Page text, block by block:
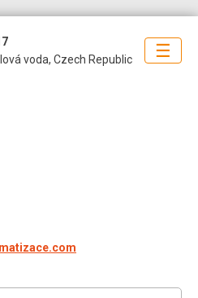
voda, Czech Republic
☰